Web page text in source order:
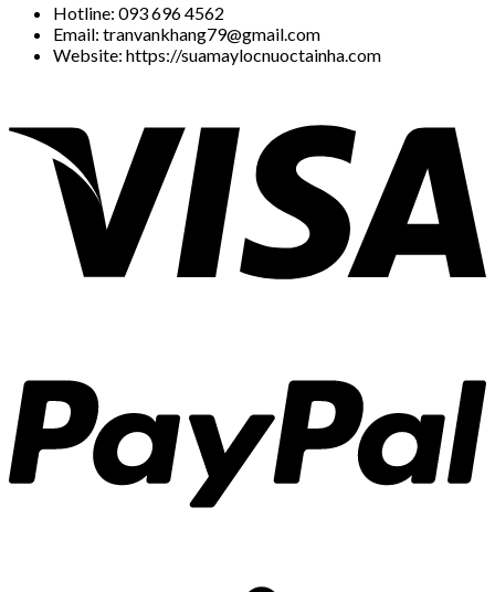
Hotline: 093 696 4562
Email: tranvankhang79@gmail.com
Website: https://suamaylocnuoctainha.com